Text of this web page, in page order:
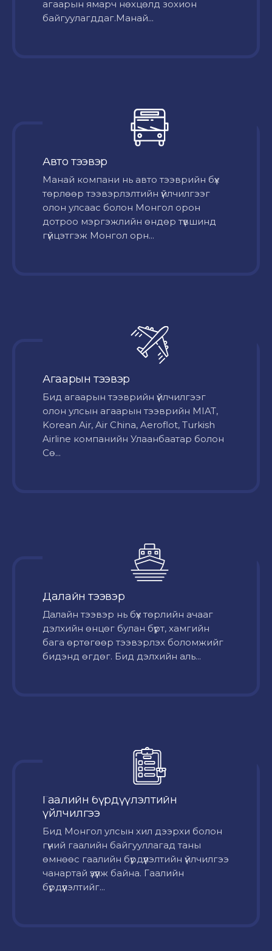
агаарын ямарч нөхцөлд зохион
байгуулагддаг.Манай...
Авто тээвэр
Mанай компани нь авто тээврийн бүх
төрлөөр тээвэрлэлтийн үйлчилгээг
олон улсаас болон Монгол орон
дотроо мэргэжлийн өндөр түвшинд
гүйцэтгэж Монгол орн...
Агаарын тээвэр
Бид агаарын тээврийн үйлчилгээг
олон улсын агаарын тээврийн MIAT,
Korean Air, Air China, Aeroflot, Turkish
Airline компанийн Улаанбаатар болон
Сө...
Далайн тээвэр
Далайн тээвэр нь бүх төрлийн ачааг
дэлхийн өнцөг булан бүрт, хамгийн
бага өртөгөөр тээвэрлэх боломжийг
бидэнд өгдөг. Бид дэлхийн аль...
Гаалийн бүрдүүлэлтийн
үйлчилгээ
Бид Монгол улсын хил дээрхи болон
гүний гаалийн байгууллагад таны
өмнөөс гаалийн бүрдүүлэлтийн үйлчилгээ
чанартай үзүүлж байна. Гаалийн
бүрдүүлэлтийг...